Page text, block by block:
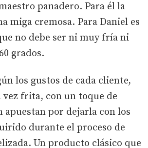
panadero. Para él la
miga cremosa. Para Daniel es
no debe ser ni muy fría ni
grados.
los gustos de cada cliente,
vez frita, con un toque de
por dejarla con los
durante el proceso de
Un producto clásico que